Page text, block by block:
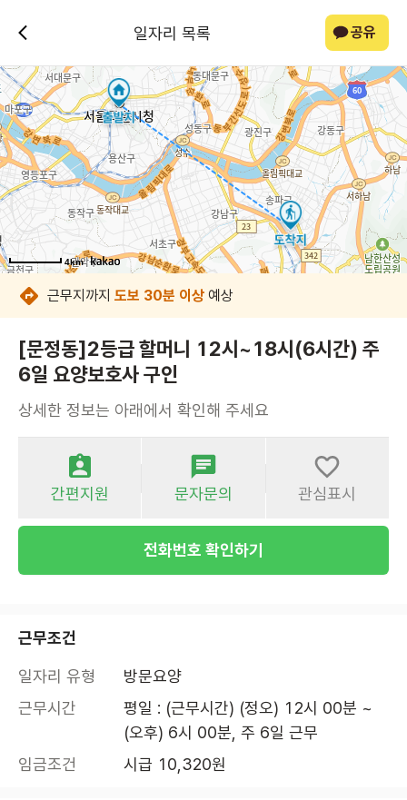
일자리 목록 공유
4km
4km
4km
4km
4km
4km
4km
4km
근무지까지 도보 30분 이상 예상
[문정동]2등급 할머니 12시~18시(6시간) 주
6일 요양보호사 구인
상세한 정보는 아래에서 확인해 주세요
간편지원 문자문의 관심표시
전화번호 확인하기
근무조건
일자리 유형
방문요양
근무시간
평일 : (근무시간) (정오) 12시 00분 ~
(오후) 6시 00분, 주 6일 근무
임금조건
시급 10,320원